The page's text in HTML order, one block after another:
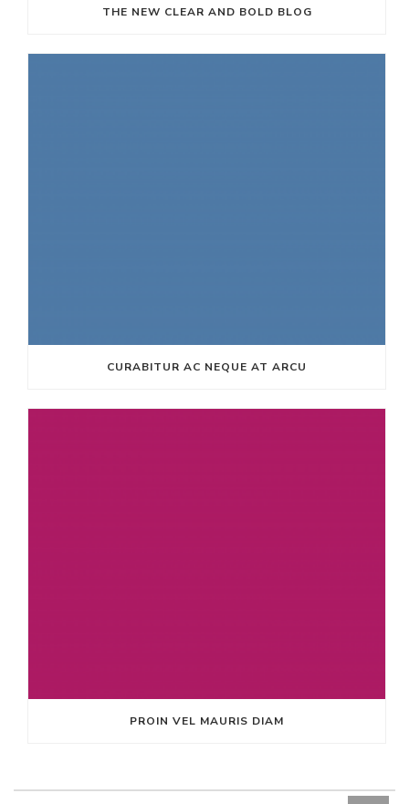
THE NEW CLEAR AND BOLD BLOG
CURABITUR AC NEQUE AT ARCU
PROIN VEL MAURIS DIAM